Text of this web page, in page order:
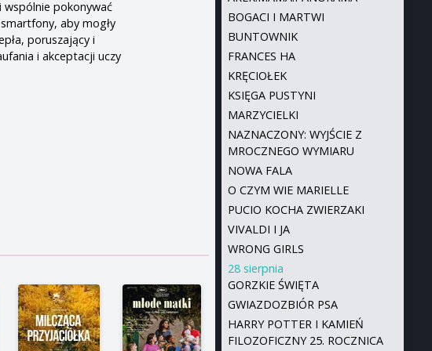
wspólnie pokonywać
aby mogły
poruszający i
i akceptacji uczy
BOGACI I MARTWI
BUNTOWNIK
FRANCES HA
KRĘCIOŁEK
KSIĘGA PUSTYNI
MARZYCIELKI
NAZNACZONY: WYJŚCIE Z
MROCZNEGO WYMIARU
NOWA FALA
O CZYM WIE MARIELLE
PUCIO KOCHA ZWIERZAKI
VIVALDI I JA
WRONG GIRLS
28 sierpnia
GORZKIE ŚWIĘTA
GWIAZDOZBIÓR PSA
HARRY POTTER I KAMIEŃ
FILOZOFICZNY 25. ROCZNICA